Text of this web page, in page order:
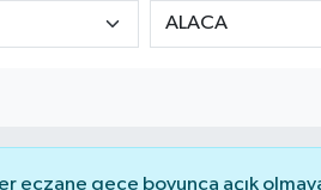
eczane gece boyunca açık